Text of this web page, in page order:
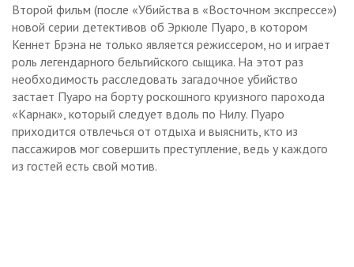
Второй фильм (после «Убийства в «Восточном экспрессе»)
новой серии детективов об Эркюле Пуаро, в котором
Кеннет Брэна не только является режиссером, но и играет
роль легендарного бельгийского сыщика. На этот раз
необходимость расследовать загадочное убийство
застает Пуаро на борту роскошного круизного парохода
«Карнак», который следует вдоль по Нилу. Пуаро
приходится отвлечься от отдыха и выяснить, кто из
пассажиров мог совершить преступление, ведь у каждого
из гостей есть свой мотив.